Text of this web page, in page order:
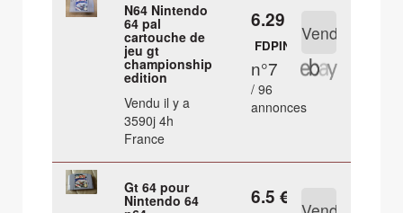
N64 Nintendo
64 pal
cartouche de
jeu gt
championship
edition
Vendu il y a
3590j 4h
France
6.29 €
FDPIN
n°7
/ 96
annonces
Gt 64 pour
Nintendo 64 6.5 €